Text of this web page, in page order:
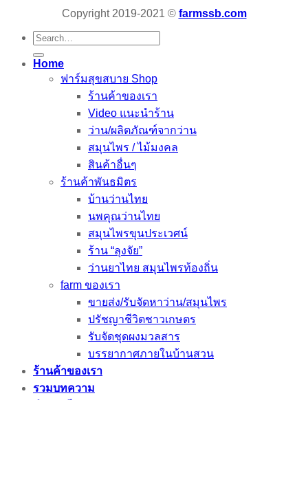
Copyright 2019-2021 © farmssb.com
Search
for:
Home
ฟาร์มสุขสบาย Shop
ร้านค้าของเรา
Video แนะนำร้าน
ว่าน/ผลิตภัณฑ์จากว่าน
สมุนไพร / ไม้มงคล
สินค้าอื่นๆ
ร้านค้าพันธมิตร
บ้านว่านไทย
นพคุณว่านไทย
สมุนไพรขุนประเวศน์
ร้าน “ลุงจัย”
ว่านยาไทย สมุนไพรท้องถิ่น
farm ของเรา
ขายส่ง/รับจัดหาว่าน/สมุนไพร
ปรัชญาชีวิตชาวเกษตร
รับจัดชุดผงมวลสาร
บรรยากาศภายในบ้านสวน
ร้านค้าของเรา
รวมบทความ